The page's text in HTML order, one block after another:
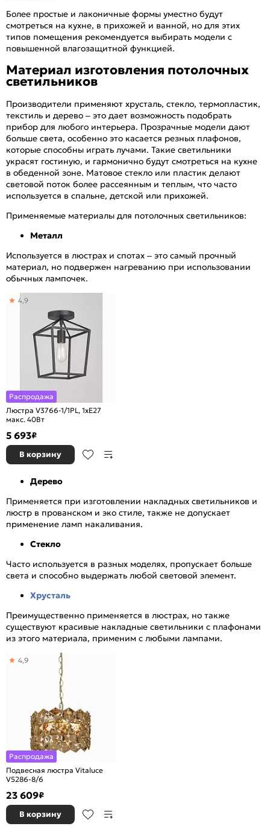
Более простые и лаконичные формы уместно будут
смотреться на кухне, в прихожей и ванной, но для этих
типов помещения рекомендуется выбирать модели с
повышенной влагозащитной функцией.
Материал изготовления потолочных
светильников
Производители применяют хрусталь, стекло, термопластик,
текстиль и дерево – это дает возможность подобрать
прибор для любого интерьера. Прозрачные модели дают
больше света, особенно это касается резных плафонов,
которые способны играть лучами. Такие светильники
украсят гостиную, и гармонично будут смотреться на кухне
в обеденной зоне. Матовое стекло или пластик делают
световой поток более рассеянным и теплым, что часто
используется в спальне, детской или прихожей.
Применяемые материалы для потолочных светильников:
Металл
Используется в люстрах и спотах – это самый прочный
материал, но подвержен нагреванию при использовании
обычных лампочек.
Распродажа
Люстра V3766-1/1PL, 1xE27
макс. 40Вт
4,9
5 693₽
В корзину
Дерево
Применяется при изготовлении накладных светильников и
люстр в прованском и эко стиле, также не допускает
применение ламп накаливания.
Стекло
Часто используется в разных моделях, пропускает больше
света и способно выдержать любой световой элемент.
Хрусталь
Преимущественно применяется в люстрах, но также
существуют красивые накладные светильники с плафонами
из этого материала, применим с любыми лампами.
Распродажа
Подвесная люстра Vitaluce
V5286-8/6
4,9
23 609₽
В корзину